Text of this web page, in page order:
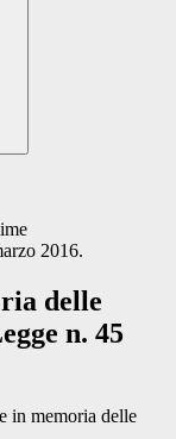
2016.
delle
n. 45
in memoria delle